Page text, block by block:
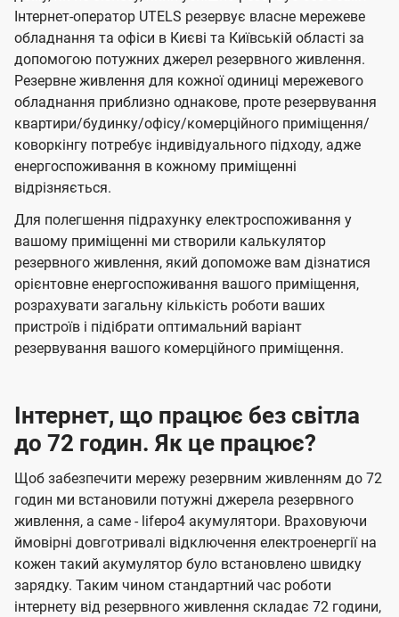
Інтернет-оператор UTELS резервує власне мережеве
обладнання та офіси в Києві та Київській області за
допомогою потужних джерел резервного живлення.
Резервне живлення для кожної одиниці мережевого
обладнання приблизно однакове, проте резервування
квартири/будинку/офісу/комерційного приміщення/
коворкінгу потребує індивідуального підходу, адже
енергоспоживання в кожному приміщенні
відрізняється.
Для полегшення підрахунку електроспоживання у
вашому приміщенні ми створили калькулятор
резервного живлення, який допоможе вам дізнатися
орієнтовне енергоспоживання вашого приміщення,
розрахувати загальну кількість роботи ваших
пристроїв і підібрати оптимальний варіант
резервування вашого комерційного приміщення.
Інтернет, що працює без світла
до 72 годин. Як це працює?
Щоб забезпечити мережу резервним живленням до 72
годин ми встановили потужні джерела резервного
живлення, а саме - lifepo4 акумулятори. Враховуючи
ймовірні довготривалі відключення електроенергії на
кожен такий акумулятор було встановлено швидку
зарядку. Таким чином стандартний час роботи
інтернету від резервного живлення складає 72 години,